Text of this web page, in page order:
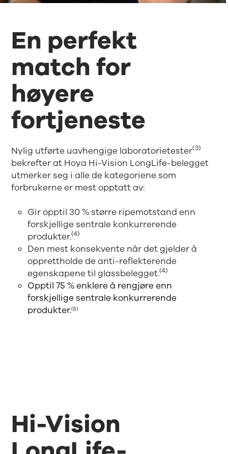
En perfekt
match for
høyere
fortjeneste
Nylig utførte uavhengige laboratorietester(3)
bekrefter at Hoya Hi-Vision LongLife-belegget
utmerker seg i alle de kategoriene som
forbrukerne er mest opptatt av:
Gir opptil 30 % større ripemotstand enn
forskjellige sentrale konkurrerende
produkter.(4)
Den mest konsekvente når det gjelder å
opprettholde de anti-reflekterende
egenskapene til glassbelegget.(4)
Opptil 75 % enklere å rengjøre enn
forskjellige sentrale konkurrerende
produkter.(5)
Hi-Vision